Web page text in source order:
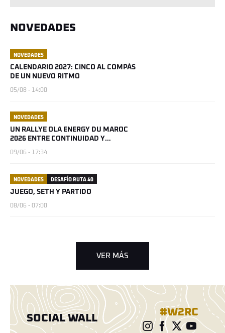
NOVEDADES
NOVEDADES
CALENDARIO 2027: CINCO AL COMPÁS
DE UN NUEVO RITMO
05/08 - 14:00
NOVEDADES
UN RALLYE OLA ENERGY DU MAROC
2026 ENTRE CONTINUIDAD Y
09/06 - 17:34
NOVEDADES DESAFÍO RUTA 40
JUEGO, SETH Y PARTIDO
08/06 - 07:00
VER MÁS
SOCIAL WALL
#W2RC